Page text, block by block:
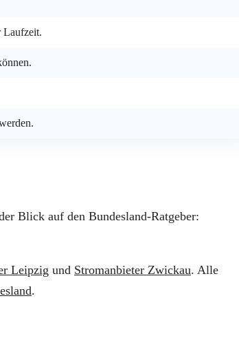
Laufzeit.
Blick auf den Bundesland-Ratgeber:
Leipzig und Stromanbieter Zwickau. Alle
.